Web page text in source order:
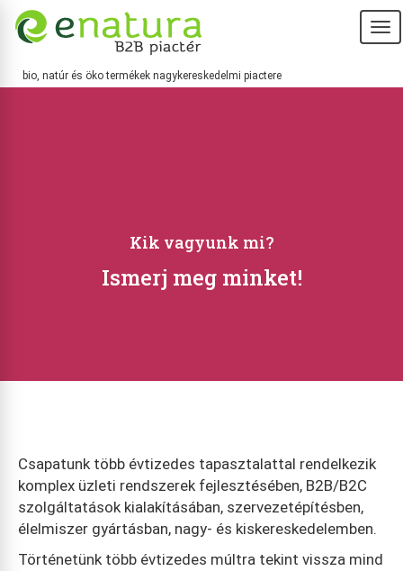
bio, natúr és öko termékek nagykereskedelmi piactere
Kik vagyunk mi?
Ismerj meg minket!
Csapatunk több évtizedes tapasztalattal rendelkezik
komplex üzleti rendszerek fejlesztésében, B2B/B2C
szolgáltatások kialakításában, szervezetépítésben,
élelmiszer gyártásban, nagy- és kiskereskedelemben.
Történetünk több évtizedes múltra tekint vissza mind